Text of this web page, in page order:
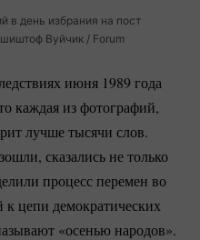
в день избрания на пост
Вуйчик / Forum
июня 1989 года
каждая из фотографий,
лучше тысячи слов.
сказались не только
процесс перемен во
к цепи демократических
«осенью народов».